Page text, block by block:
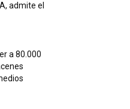
admite el
a 80.000